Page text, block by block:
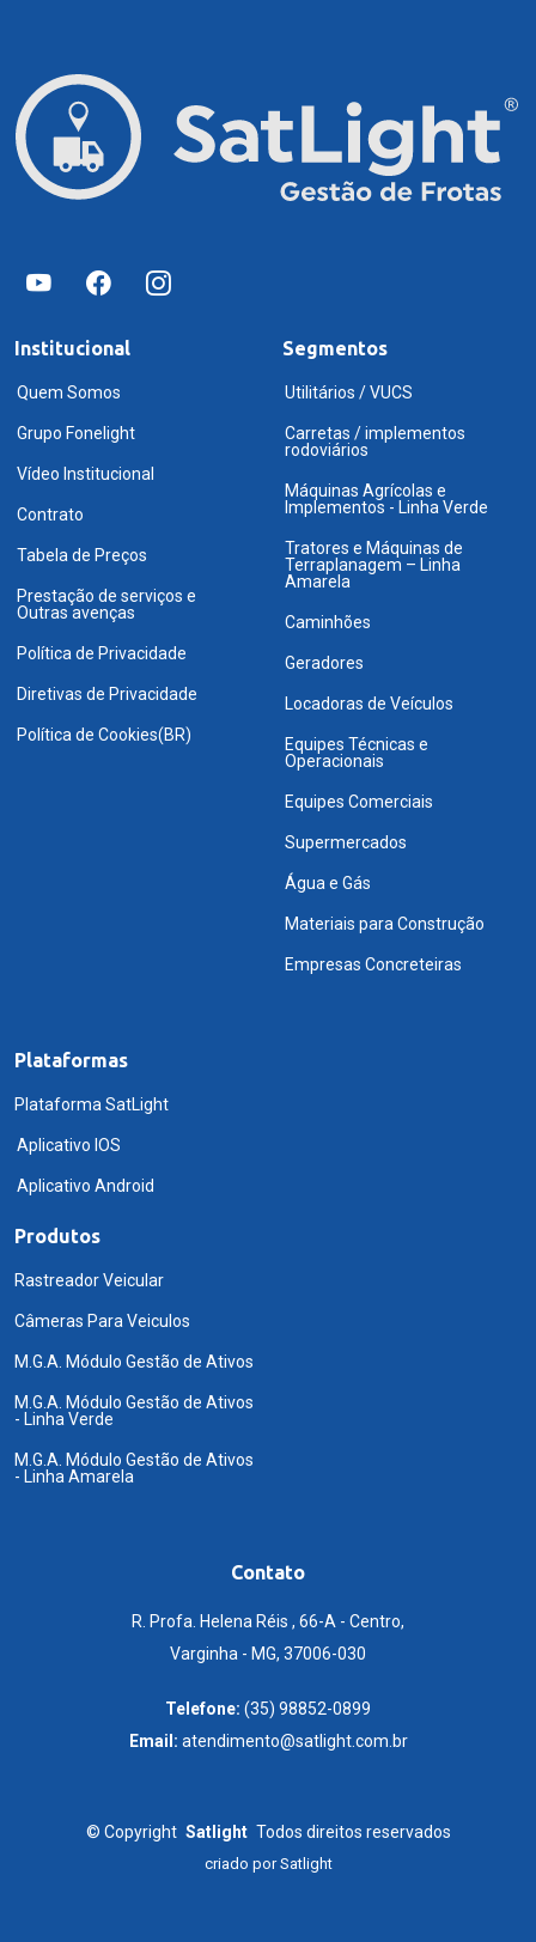
Institucional
Quem Somos
Grupo Fonelight
Vídeo Institucional
Contrato
Tabela de Preços
Prestação de serviços e
Outras avenças
Política de Privacidade
Diretivas de Privacidade
Política de Cookies(BR)
Segmentos
Utilitários / VUCS
Carretas / implementos
rodoviários
Máquinas Agrícolas e
Implementos - Linha Verde
Tratores e Máquinas de
Terraplanagem – Linha
Amarela
Caminhões
Geradores
Locadoras de Veículos
Equipes Técnicas e
Operacionais
Equipes Comerciais
Supermercados
Água e Gás
Materiais para Construção
Empresas Concreteiras
Plataformas
Plataforma SatLight
Aplicativo IOS
Aplicativo Android
Produtos
Rastreador Veicular
Câmeras Para Veiculos
M.G.A. Módulo Gestão de Ativos
M.G.A. Módulo Gestão de Ativos
- Linha Verde
M.G.A. Módulo Gestão de Ativos
- Linha Amarela
Contato
R. Profa. Helena Réis , 66-A - Centro,
Varginha - MG, 37006-030
Telefone: (35) 98852-0899
Email: atendimento@satlight.com.br
© Copyright Satlight Todos direitos reservados
criado porSatlight